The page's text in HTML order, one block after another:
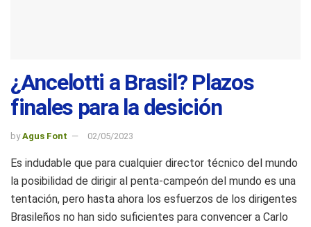
¿Ancelotti a Brasil? Plazos
finales para la desición
by Agus Font 02/05/2023
Es indudable que para cualquier director técnico del mundo
la posibilidad de dirigir al penta-campeón del mundo es una
tentación, pero hasta ahora los esfuerzos de los dirigentes
Brasileños no han sido suficientes para convencer a Carlo